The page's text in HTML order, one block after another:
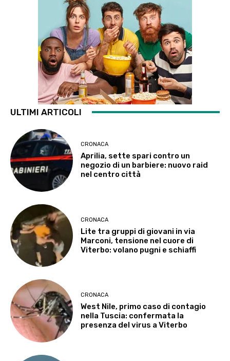
ULTIMI ARTICOLI
CRONACA
Aprilia, sette spari contro un
negozio di un barbiere: nuovo raid
nel centro città
CRONACA
Lite tra gruppi di giovani in via
Marconi, tensione nel cuore di
Viterbo: volano pugni e schiaffi
CRONACA
West Nile, primo caso di contagio
nella Tuscia: confermata la
presenza del virus a Viterbo